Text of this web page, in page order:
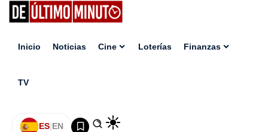
Inicio Noticias Cine Loterías Finanzas
TV
ES|EN